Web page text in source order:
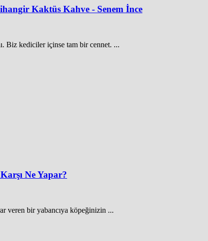
Kaktüs Kahve - Senem İnce
Biz kediciler içinse tam bir cennet. ...
Ne Yapar?
veren bir yabancıya köpeğinizin ...